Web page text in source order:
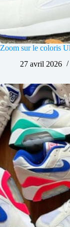
Zoom sur le coloris
27 avril 2026